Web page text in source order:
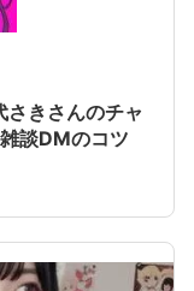
きさんのチャ
談DMのコツ